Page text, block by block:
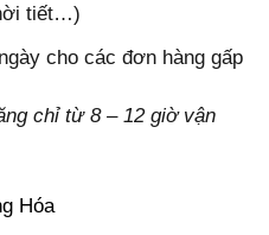
tiết…)
cho các đơn hàng gấp
chỉ từ 8 – 12 giờ vận
Hóa